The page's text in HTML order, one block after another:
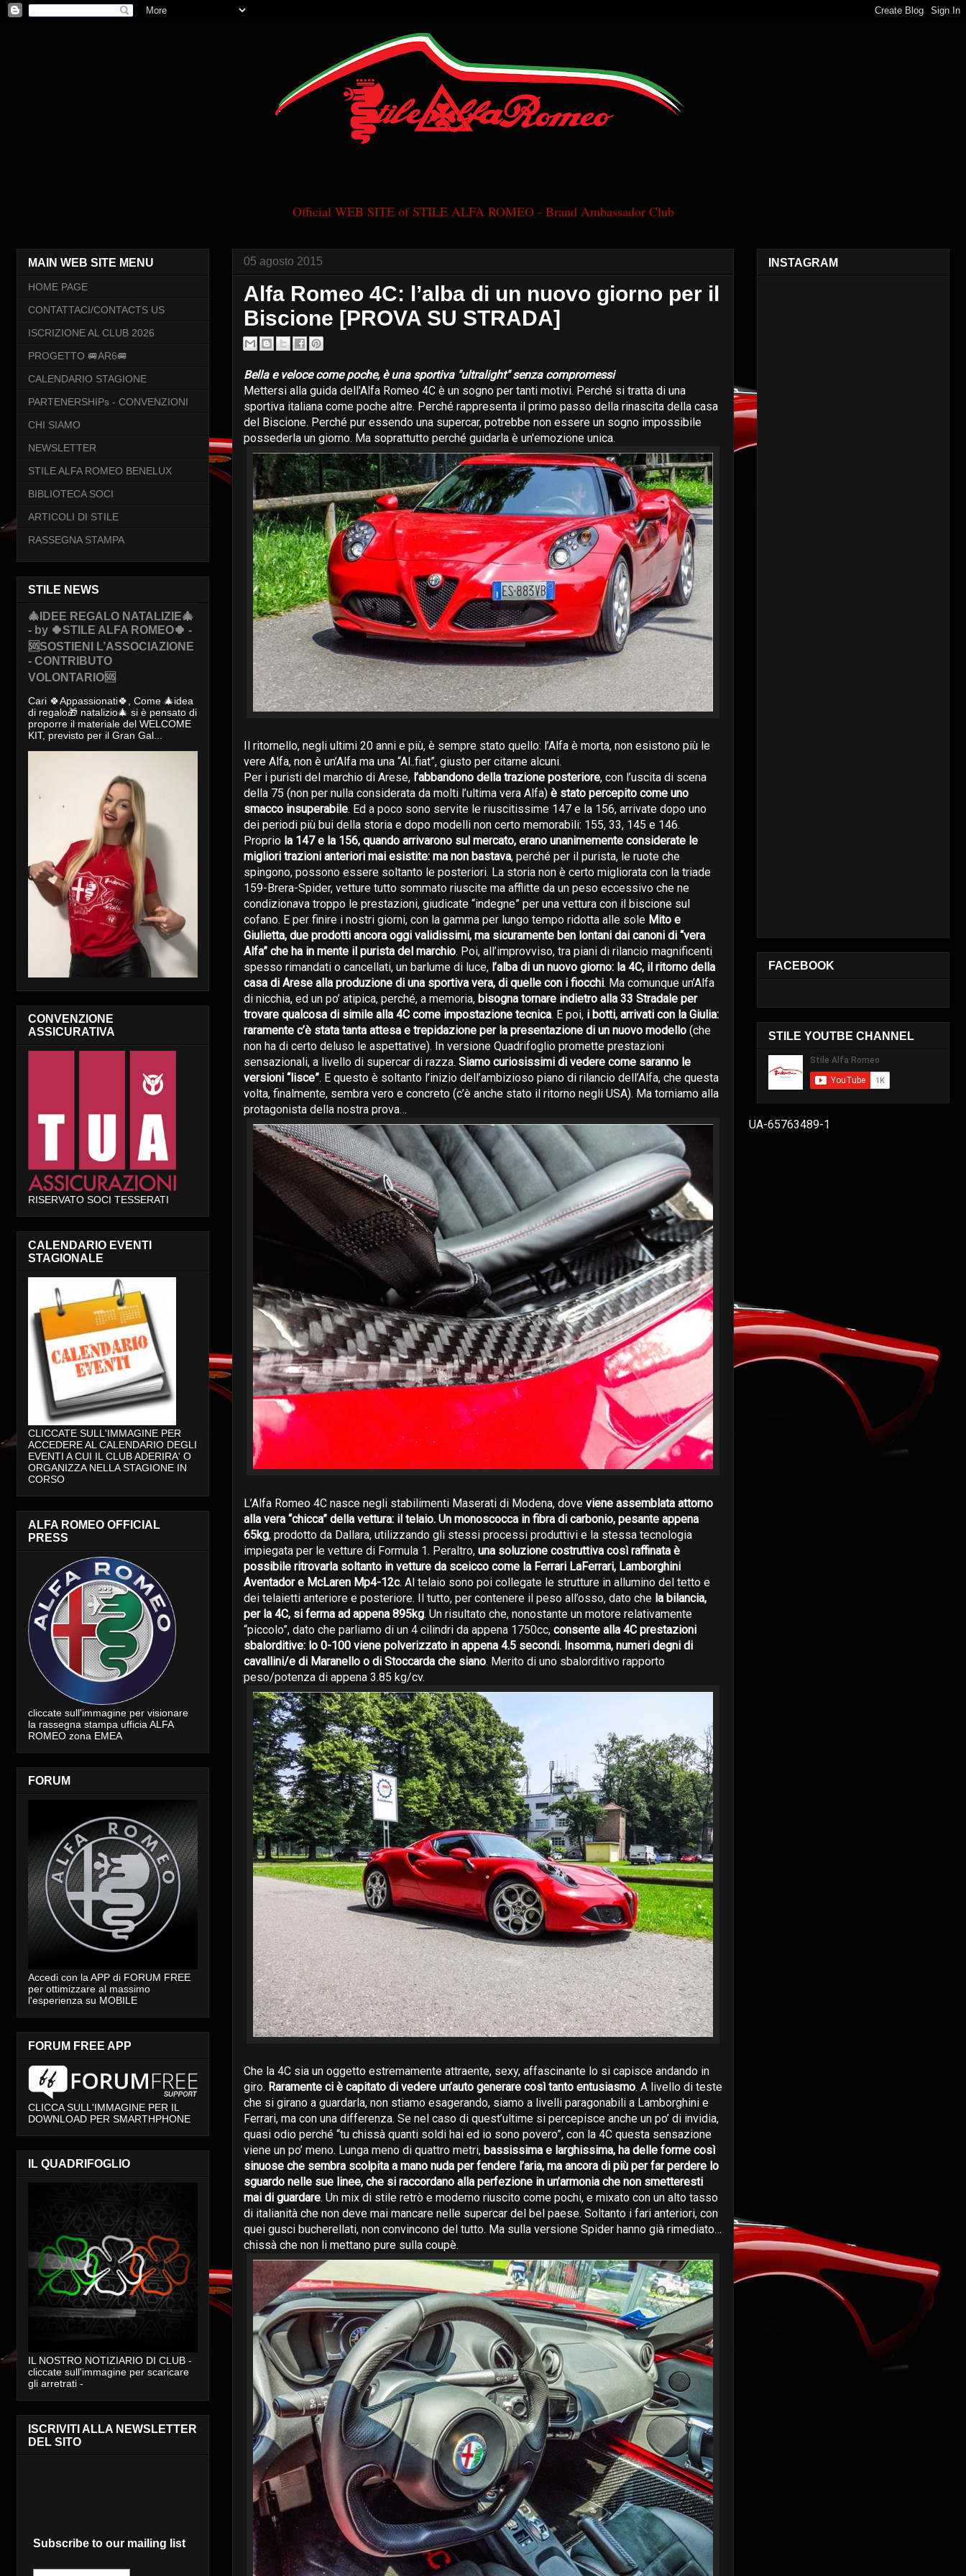
Official WEB SITE of STILE ALFA ROMEO - Brand Ambassador Club
05 agosto 2015
Alfa Romeo 4C: l’alba di un nuovo giorno per il
Biscione [PROVA SU STRADA]
Bella e veloce come poche, è una sportiva "ultralight" senza compromessi
Mettersi alla guida dell'Alfa Romeo 4C è un sogno per tanti motivi. Perché si tratta di una
sportiva italiana come poche altre. Perché rappresenta il primo passo della rinascita della casa
del Biscione. Perché pur essendo una supercar, potrebbe non essere un sogno impossibile
possederla un giorno. Ma soprattutto perché guidarla è un'emozione unica.
Il ritornello, negli ultimi 20 anni e più, è sempre stato quello: l’Alfa è morta, non esistono più le
vere Alfa, non è un’Alfa ma una “Al..fiat”, giusto per citarne alcuni.
Per i puristi del marchio di Arese, l’abbandono della trazione posteriore, con l’uscita di scena
della 75 (non per nulla considerata da molti l’ultima vera Alfa) è stato percepito come uno
smacco insuperabile. Ed a poco sono servite le riuscitissime 147 e la 156, arrivate dopo uno
dei periodi più bui della storia e dopo modelli non certo memorabili: 155, 33, 145 e 146.
Proprio la 147 e la 156, quando arrivarono sul mercato, erano unanimemente considerate le
migliori trazioni anteriori mai esistite: ma non bastava, perché per il purista, le ruote che
spingono, possono essere soltanto le posteriori. La storia non è certo migliorata con la triade
159-Brera-Spider, vetture tutto sommato riuscite ma afflitte da un peso eccessivo che ne
condizionava troppo le prestazioni, giudicate “indegne” per una vettura con il biscione sul
cofano. E per finire i nostri giorni, con la gamma per lungo tempo ridotta alle sole Mito e
Giulietta, due prodotti ancora oggi validissimi, ma sicuramente ben lontani dai canoni di “vera
Alfa” che ha in mente il purista del marchio. Poi, all’improvviso, tra piani di rilancio magnificenti
spesso rimandati o cancellati, un barlume di luce, l’alba di un nuovo giorno: la 4C, il ritorno della
casa di Arese alla produzione di una sportiva vera, di quelle con i fiocchi. Ma comunque un’Alfa
di nicchia, ed un po’ atipica, perché, a memoria, bisogna tornare indietro alla 33 Stradale per
trovare qualcosa di simile alla 4C come impostazione tecnica. E poi, i botti, arrivati con la Giulia:
raramente c’è stata tanta attesa e trepidazione per la presentazione di un nuovo modello (che
non ha di certo deluso le aspettative). In versione Quadrifoglio promette prestazioni
sensazionali, a livello di supercar di razza. Siamo curiosissimi di vedere come saranno le
versioni “lisce”. E questo è soltanto l’inizio dell’ambizioso piano di rilancio dell’Alfa, che questa
volta, finalmente, sembra vero e concreto (c’è anche stato il ritorno negli USA). Ma torniamo alla
protagonista della nostra prova…
L’Alfa Romeo 4C nasce negli stabilimenti Maserati di Modena, dove viene assemblata attorno
alla vera “chicca” della vettura: il telaio. Un monoscocca in fibra di carbonio, pesante appena
65kg, prodotto da Dallara, utilizzando gli stessi processi produttivi e la stessa tecnologia
impiegata per le vetture di Formula 1. Peraltro, una soluzione costruttiva così raffinata è
possibile ritrovarla soltanto in vetture da sceicco come la Ferrari LaFerrari, Lamborghini
Aventador e McLaren Mp4-12c. Al telaio sono poi collegate le strutture in allumino del tetto e
dei telaietti anteriore e posteriore. Il tutto, per contenere il peso all’osso, dato che la bilancia,
per la 4C, si ferma ad appena 895kg. Un risultato che, nonostante un motore relativamente
“piccolo”, dato che parliamo di un 4 cilindri da appena 1750cc, consente alla 4C prestazioni
sbalorditive: lo 0-100 viene polverizzato in appena 4.5 secondi. Insomma, numeri degni di
cavallini/e di Maranello o di Stoccarda che siano. Merito di uno sbalorditivo rapporto
peso/potenza di appena 3.85 kg/cv.
Che la 4C sia un oggetto estremamente attraente, sexy, affascinante lo si capisce andando in
giro. Raramente ci è capitato di vedere un’auto generare così tanto entusiasmo. A livello di teste
che si girano a guardarla, non stiamo esagerando, siamo a livelli paragonabili a Lamborghini e
Ferrari, ma con una differenza. Se nel caso di quest’ultime si percepisce anche un po’ di invidia,
quasi odio perché “tu chissà quanti soldi hai ed io sono povero”, con la 4C questa sensazione
viene un po’ meno. Lunga meno di quattro metri, bassissima e larghissima, ha delle forme così
sinuose che sembra scolpita a mano nuda per fendere l’aria, ma ancora di più per far perdere lo
sguardo nelle sue linee, che si raccordano alla perfezione in un’armonia che non smetteresti
mai di guardare. Un mix di stile retrò e moderno riuscito come pochi, e mixato con un alto tasso
di italianità che non deve mai mancare nelle supercar del bel paese. Soltanto i fari anteriori, con
quei gusci bucherellati, non convincono del tutto. Ma sulla versione Spider hanno già rimediato…
chissà che non li mettano pure sulla coupè.
MAIN WEB SITE MENU
HOME PAGE
CONTATTACI/CONTACTS US
ISCRIZIONE AL CLUB 2026
PROGETTO 🚐AR6🚐
CALENDARIO STAGIONE
PARTENERSHIPs - CONVENZIONI
CHI SIAMO
NEWSLETTER
STILE ALFA ROMEO BENELUX
BIBLIOTECA SOCI
ARTICOLI DI STILE
RASSEGNA STAMPA
STILE NEWS
🎄IDEE REGALO NATALIZIE🎄
- by 🍀STILE ALFA ROMEO🍀 -
🆘SOSTIENI L’ASSOCIAZIONE
- CONTRIBUTO
VOLONTARIO🆘
Cari 🍀Appassionati🍀, Come 🎄idea
di regalo🎁 natalizio🎄 si è pensato di
proporre il materiale del WELCOME
KIT, previsto per il Gran Gal...
CONVENZIONE
ASSICURATIVA
RISERVATO SOCI TESSERATI
CALENDARIO EVENTI
STAGIONALE
CLICCATE SULL'IMMAGINE PER
ACCEDERE AL CALENDARIO DEGLI
EVENTI A CUI IL CLUB ADERIRA' O
ORGANIZZA NELLA STAGIONE IN
CORSO
ALFA ROMEO OFFICIAL
PRESS
cliccate sull'immagine per visionare
la rassegna stampa ufficia ALFA
ROMEO zona EMEA
FORUM
Accedi con la APP di FORUM FREE
per ottimizzare al massimo
l'esperienza su MOBILE
FORUM FREE APP
CLICCA SULL'IMMAGINE PER IL
DOWNLOAD PER SMARTHPHONE
IL QUADRIFOGLIO
IL NOSTRO NOTIZIARIO DI CLUB -
cliccate sull'immagine per scaricare
gli arretrati -
ISCRIVITI ALLA NEWSLETTER
DEL SITO
Subscribe to our mailing list
INSTAGRAM
FACEBOOK
STILE YOUTBE CHANNEL
UA-65763489-1